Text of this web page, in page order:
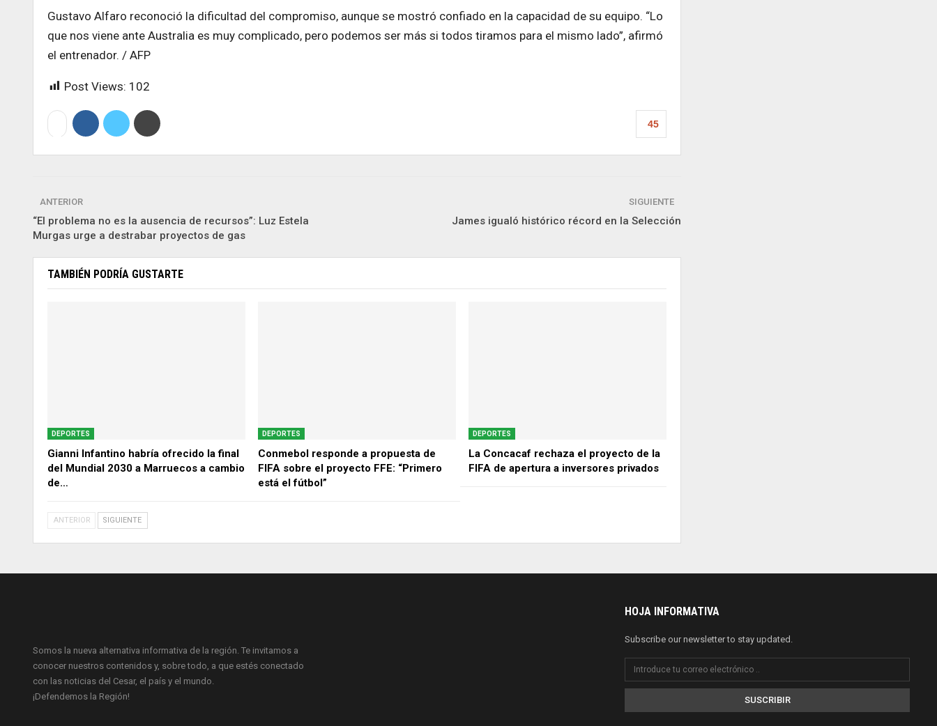
Gustavo Alfaro reconoció la dificultad del compromiso, aunque se mostró confiado en la capacidad de su equipo. “Lo
que nos viene ante Australia es muy complicado, pero podemos ser más si todos tiramos para el mismo lado”, afirmó
el entrenador. / AFP
Post Views: 102
45
ANTERIOR
“El problema no es la ausencia de recursos”: Luz Estela
Murgas urge a destrabar proyectos de gas
SIGUIENTE
James igualó histórico récord en la Selección
TAMBIÉN PODRÍA GUSTARTE
DEPORTES
Gianni Infantino habría ofrecido la final
del Mundial 2030 a Marruecos a cambio
de…
DEPORTES
Conmebol responde a propuesta de
FIFA sobre el proyecto FFE: “Primero
está el fútbol”
DEPORTES
La Concacaf rechaza el proyecto de la
FIFA de apertura a inversores privados
ANTERIOR SIGUIENTE
Somos la nueva alternativa informativa de la región. Te invitamos a
conocer nuestros contenidos y, sobre todo, a que estés conectado
con las noticias del Cesar, el país y el mundo.
¡Defendemos la Región!
HOJA INFORMATIVA
Subscribe our newsletter to stay updated.
SUSCRIBIR